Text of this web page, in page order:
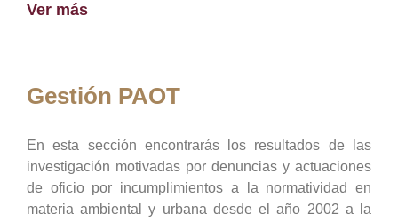
Ver más
Gestión PAOT
En esta sección encontrarás los resultados de las
investigación motivadas por denuncias y actuaciones
de oficio por incumplimientos a la normatividad en
materia ambiental y urbana desde el año 2002 a la